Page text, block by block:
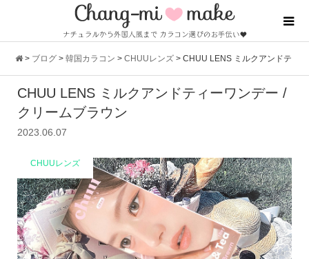
> ブログ >韓国カラコン >CHUUレンズ >CHUU LENS ミルクアンドテ
ィーワンデー / クリームブラウン
CHUU LENS ミルクアンドティーワンデー /
クリームブラウン
2023.06.07
CHUUレンズ